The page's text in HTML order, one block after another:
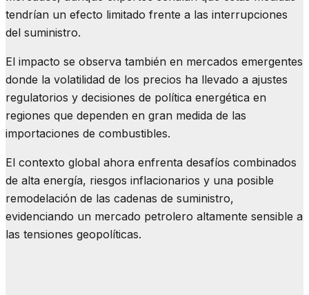
tendrían un efecto limitado frente a las interrupciones
del suministro.
El impacto se observa también en mercados emergentes
donde la volatilidad de los precios ha llevado a ajustes
regulatorios y decisiones de política energética en
regiones que dependen en gran medida de las
importaciones de combustibles.
El contexto global ahora enfrenta desafíos combinados
de alta energía, riesgos inflacionarios y una posible
remodelación de las cadenas de suministro,
evidenciando un mercado petrolero altamente sensible a
las tensiones geopolíticas.